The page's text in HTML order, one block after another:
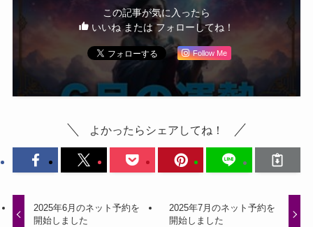
この記事が気に入ったら
いいね または フォローしてね！
Follow Me
よかったらシェアしてね！
2025年6月のネット予約を
開始しました
2025年7月のネット予約を
開始しました